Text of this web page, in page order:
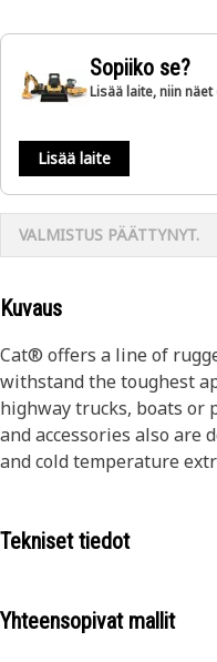
Sopiiko se?
Lisää laite, niin
Lisää laite
VALMISTUS PÄÄTTYNYT.
Kuvaus
Cat® offers a line of rugged radios and accessories that can
withstand the toughest
highway trucks, boats or
and accessories also are
and cold temperature
Tekniset tiedot
Yhteensopivat mallit